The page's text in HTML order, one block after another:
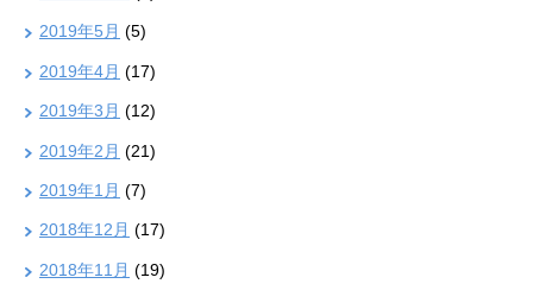
2019年5月 (5)
2019年4月 (17)
2019年3月 (12)
2019年2月 (21)
2019年1月 (7)
2018年12月 (17)
2018年11月 (19)